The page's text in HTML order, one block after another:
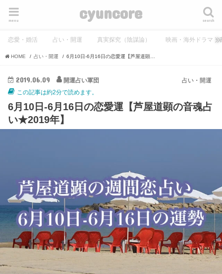
cyuncore search
menu
恋愛・婚活 占い・開運 真実探究（陰謀論） 映画・海外ドラマ・
HOME 占い・開運
占い・開運
2019.06.09
開運占い軍団
この記事は約2分で読めます。
6月10日-6月16日の恋愛運【芦屋道顕の音魂占
い★2019年】